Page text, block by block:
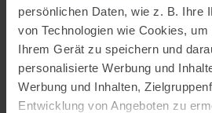
persönlichen Daten, wie z. B. Ihre
von Technologien wie Cookies,
Ihrem Gerät zu speichern und
personalisierte Werbung und
Werbung und Inhalten,
Entwicklung von Angeboten zu
Viana-Palast in Córdoba
Entfernung: 1,28 km